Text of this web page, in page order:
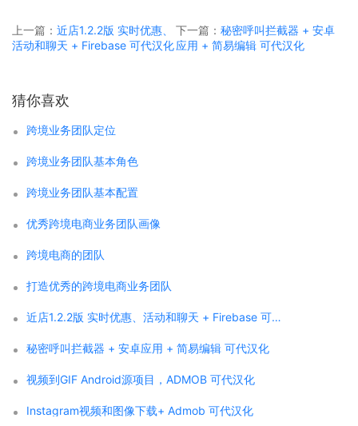
上一篇： 近店1.2.2版 实时优惠、
活动和聊天 + Firebase 可代汉化
下一篇： 秘密呼叫拦截器 + 安卓
应用 + 简易编辑 可代汉化
猜你喜欢
跨境业务团队定位
跨境业务团队基本角色
跨境业务团队基本配置
优秀跨境电商业务团队画像
跨境电商的团队
打造优秀的跨境电商业务团队
近店1.2.2版 实时优惠、活动和聊天 + Firebase 可代汉化
秘密呼叫拦截器 + 安卓应用 + 简易编辑 可代汉化
视频到GIF Android源项目，ADMOB 可代汉化
Instagram视频和图像下载+ Admob 可代汉化